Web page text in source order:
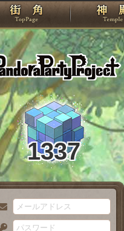
TOP
1337
メ